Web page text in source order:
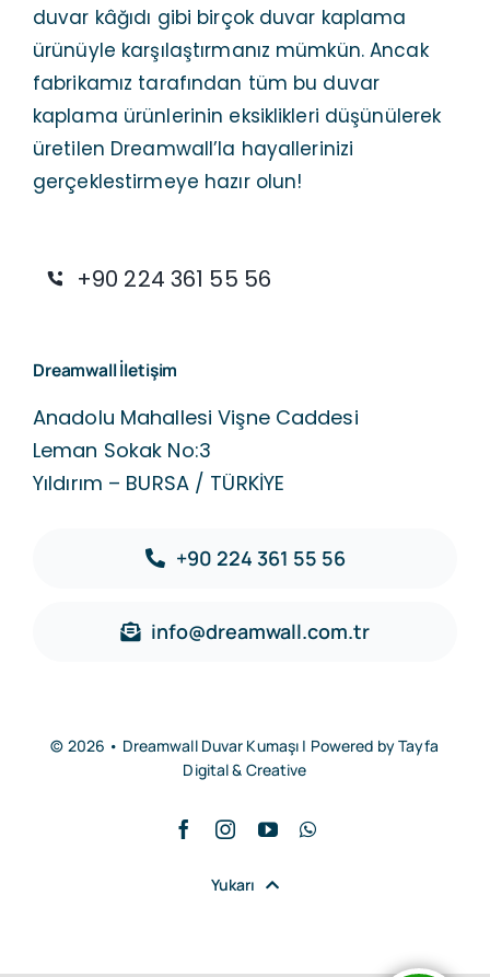
duvar kâğıdı gibi birçok duvar kaplama
ürünüyle karşılaştırmanız mümkün. Ancak
fabrikamız tarafından tüm bu duvar
kaplama ürünlerinin eksiklikleri düşünülerek
üretilen Dreamwall’la hayallerinizi
gerçeklestirmeye hazır olun!
+90 224 361 55 56
Dreamwall İletişim
Anadolu Mahallesi Vişne Caddesi
Leman Sokak No:3
Yıldırım – BURSA / TÜRKİYE
+90 224 361 55 56
info@dreamwall.com.tr
© 2026 • Dreamwall Duvar Kumaşı | Powered byTayfa
Digital & Creative
Yukarı